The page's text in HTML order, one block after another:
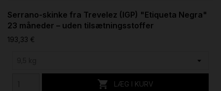
Serrano-skinke fra Trevelez (IGP) "Etiqueta Negra"
23 måneder – uden tilsætningsstoffer
193,33 €
 LÆG I KURV